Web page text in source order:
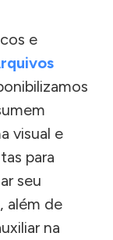
e
visual e
para
seu
além de
na